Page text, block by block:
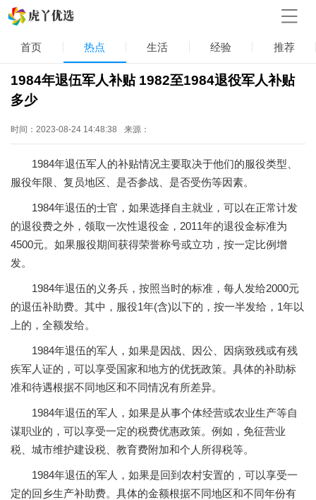
首页 热点 生活 经验 推荐
1984年退伍军人补贴 1982至1984退役军人补贴
多少
时间：2023-08-24 14:48:38 来源：
1984年退伍军人的补贴情况主要取决于他们的服役类型、
服役年限、复员地区、是否参战、是否受伤等因素。
1984年退伍的士官，如果选择自主就业，可以在正常计发
的退役费之外，领取一次性退役金，2011年的退役金标准为
4500元。如果服役期间获得荣誉称号或立功，按一定比例增
发。
1984年退伍的义务兵，按照当时的标准，每人发给2000元
的退伍补助费。其中，服役1年(含)以下的，按一半发给，1年以
上的，全额发给。
1984年退伍的军人，如果是因战、因公、因病致残或有残
疾军人证的，可以享受国家和地方的优抚政策。具体的补助标
准和待遇根据不同地区和不同情况有所差异。
1984年退伍的军人，如果是从事个体经营或农业生产等自
谋职业的，可以享受一定的税费优惠政策。例如，免征营业
税、城市维护建设税、教育费附加和个人所得税等。
1984年退伍的军人，如果是回到农村安置的，可以享受一
定的回乡生产补助费。具体的金额根据不同地区和不同年份有